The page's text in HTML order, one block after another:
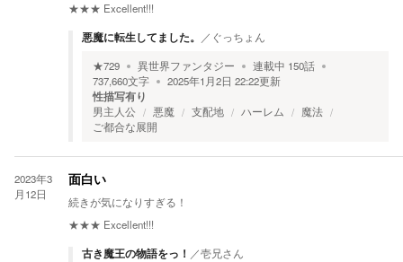
★★★ Excellent!!!
悪魔に転生してました。 ／ ぐっちょん
★729 異世界ファンタジー 連載中 150話
737,660文字 2025年1月2日 22:22更新
性描写有り
男主人公 悪魔 支配地 ハーレム
魔法
ご都合な展開
2023年3
月12日
面白い
続きが気になりすぎる！
★★★ Excellent!!!
古き魔王の物語をっ！ ／壱兄さん